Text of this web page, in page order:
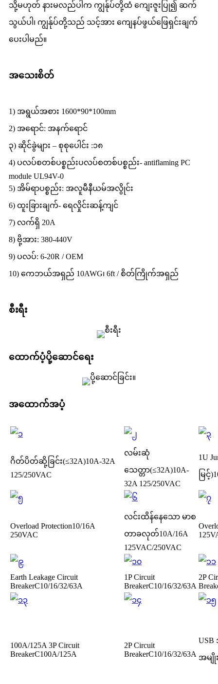
သို့မဟုတ် နားမလည်ပါက ကျွန်ုပ်တို့ထံ ကျေးဇူးပြု၍ ဆက်
သွယ်ပါ၊ ကျွန်ုပ်တို့သည် သင့်အား ကျေနပ်ဖွယ်ဖြေရှင်းချက်
ပေးပါမည်။
အသေးစိတ်
1) အရွယ်အစား 1600*90*100mm
2) အရောင်: အနက်ရောင်
၃) ဆိုင်ခွဲများ – စုစုပေါင်း :၁၈
4) ပလပ်စတစ်ပစ္စည်းပလပ်စတစ်ပစ္စည်း- antiflaming PC
module UL94V-0
5) အိမ်ရာပစ္စည်း: အလူမီနီယမ်အလွိုင်း
6) ထူးခြားချက်- ရေလှိုင်းဆန့်ကျင်
7) လက်ရှိ 20A
8) ဗို့အား: 380-440V
9) ပလပ်: 6-20R / OEM
10) ကေဘယ်အရှည် 10AWG၊ 6ft / စိတ်ကြိုက်အရှည်
စီးရီး
ထောက်ပံ့ပို့ဆောင်ရေး
အထောက်အပံ့
ဂိတ်ပိတ်ဆို့ခြင်း(≤32A)10A-32A
125/250VAC
လမ်းဆုံ
သေတ္တာ(≤32A)10A-
32A 125/250VAC
1U
မြင့်)
Overload Protection10/16A
250VAC
လင်းထိန်နေသော မာစ
တာခလုတ်10A/16A
125VAC/250VAC
Earth Leakage Circuit
BreakerC10/16/32/63A
1P Circuit
BreakerC10/16/32/63A
2P
100A/125A 3P Circuit
BreakerC100A/125A
2P Circuit
BreakerC10/16/32/63A အမျို